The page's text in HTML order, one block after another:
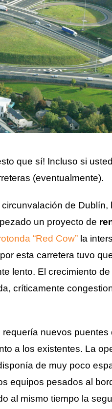
que sí! Incluso si
(eventualmente).
de Dublín,
un proyecto de
“Red Cow” la
esta carretera tuvo
lento. El crecimiento
críticamente
requería nuevos puentes
a los existentes. La
de muy poco
equipos pesados al
al mismo tiempo la